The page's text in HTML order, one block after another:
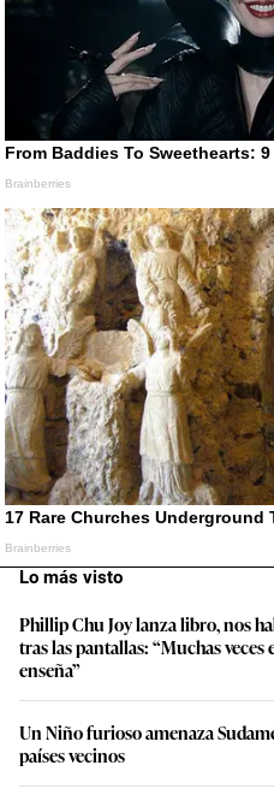
Lo más visto
Phillip Chu Joy lanza libro, nos
tras las pantallas: “Muchas
enseña”
Un Niño furioso amenaza
países vecinos